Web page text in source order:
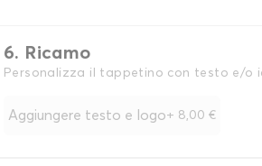
6. Ricamo
Personalizza il tappetino con testo e/o
Aggiungere testo e logo+ 8,00 €